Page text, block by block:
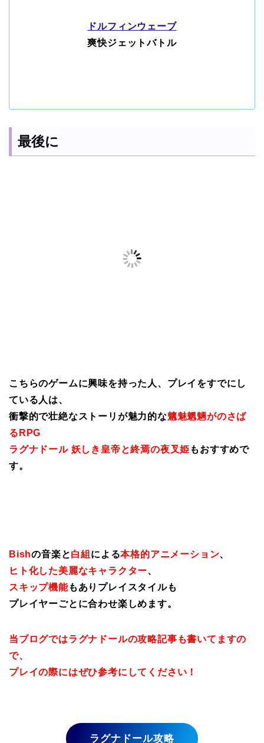
ドルフィンウェーブ
爽快ジェットバトル
最後に
こちらのゲームに興味を持った人、プレイをすでにし
ている人は、
衝撃的で壮絶なストーリが魅力的な魑魅魍魎がのさば
るRPG
ラグナドール 妖しき皇帝と終焉の夜叉姫 もおすすめで
す。
Bishの音楽と白組 による本格的アニメーション、
ヒト化した美麗なキャラクター、
スキップ機能もありプレイスタイルも
プレイヤーごとに合わせ楽しめます。
当ブログではラグナドールの攻略記事も書いてますの
で、
プレイの際にはぜひ参考にしてください！
ラグナドール攻略